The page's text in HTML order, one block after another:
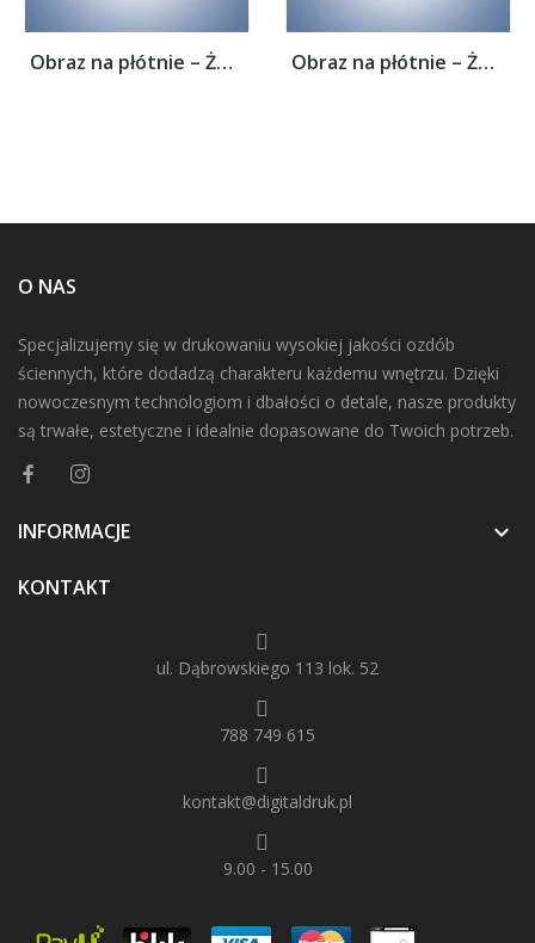
Obraz na płótnie – Żółte kwiatuszki na... Obraz na płótnie – Żółte kwiatuszki na...
O NAS
Specjalizujemy się w drukowaniu wysokiej jakości ozdób
ściennych, które dodadzą charakteru każdemu wnętrzu. Dzięki
nowoczesnym technologiom i dbałości o detale, nasze produkty
są trwałe, estetyczne i idealnie dopasowane do Twoich potrzeb.
INFORMACJE 
KONTAKT
ul. Dąbrowskiego 113 lok. 52
788 749 615
kontakt@digitaldruk.pl
9.00 - 15.00